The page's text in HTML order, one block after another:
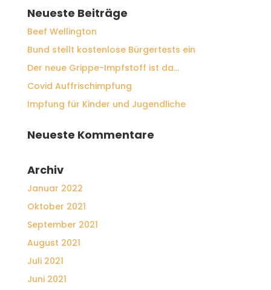
Neueste Beiträge
Beef Wellington
Bund stellt kostenlose Bürgertests ein
Der neue Grippe-Impfstoff ist da…
Covid Auffrischimpfung
Impfung für Kinder und Jugendliche
Neueste Kommentare
Archiv
Januar 2022
Oktober 2021
September 2021
August 2021
Juli 2021
Juni 2021